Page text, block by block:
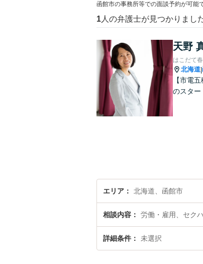
函館市の事務所等での面談予約が可能
1 人の弁護士が見つかりまし
天野
はこだて
北海道|
【市電
のスター
エリア 北海道、函館市
相談内容 労働・雇用、セク
詳細条件 未選択